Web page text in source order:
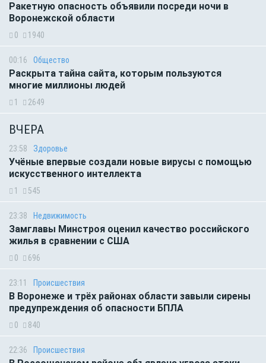
Ракетную опасность объявили посреди ночи в
Воронежской области
0 1940
00:16 Общество
Раскрыта тайна сайта, которым пользуются
многие миллионы людей
1 2649
ВЧЕРА
23:58 Здоровье
Учёные впервые создали новые вирусы с помощью
искусственного интеллекта
1 545
23:38 Недвижимость
Замглавы Минстроя оценил качество российского
жилья в сравнении с США
0 696
23:11 Происшествия
В Воронеже и трёх районах области завыли сирены
предупреждения об опасности БПЛА
0 840
22:36 Происшествия